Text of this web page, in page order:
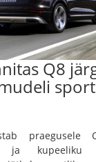
Q8
praegusele
ja kupeeliku